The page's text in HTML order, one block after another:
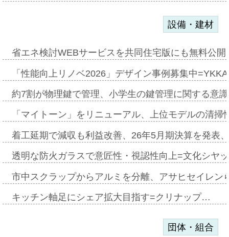
設備・建材
省エネ検討WEBサービスを共同住宅版にも無料公
「性能向上リノベ2026」デザイン事例募集中
約7割が物理鍵で管理、小学生の鍵管理に関する意
「マイトーン」をリニューアル、上位モデルの清
着工延期で減収も利益改善、26年5月期決算を発表
透明な防火ガラスで意匠性・視認性向上=文化シヤ
市中スクラップからアルミを分離、アサヒセイレ
キッチン軸足にシェア拡大目指す=クリナップ…
団体・組合